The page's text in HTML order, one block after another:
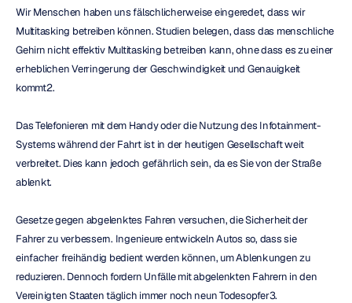
Wir Menschen haben uns fälschlicherweise eingeredet, dass wir
Multitasking betreiben können. Studien belegen, dass das menschliche
Gehirn nicht effektiv Multitasking betreiben kann, ohne dass es zu einer
erheblichen Verringerung der Geschwindigkeit und Genauigkeit
kommt2.
Das Telefonieren mit dem Handy oder die Nutzung des Infotainment-
Systems während der Fahrt ist in der heutigen Gesellschaft weit
verbreitet. Dies kann jedoch gefährlich sein, da es Sie von der Straße
ablenkt.
Gesetze gegen abgelenktes Fahren versuchen, die Sicherheit der
Fahrer zu verbessern. Ingenieure entwickeln Autos so, dass sie
einfacher freihändig bedient werden können, um Ablenkungen zu
reduzieren. Dennoch fordern Unfälle mit abgelenkten Fahrern in den
Vereinigten Staaten täglich immer noch neun Todesopfer3.